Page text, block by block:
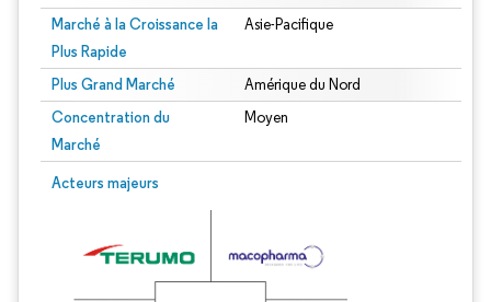
Marché à la Croissance la
Plus Rapide
Asie-Pacifique
Plus Grand Marché Amérique du Nord
Concentration du
Marché
Moyen
Acteurs majeurs
Image © Mordor Intelligence. La réutilisation nécessite une attribution sous CC